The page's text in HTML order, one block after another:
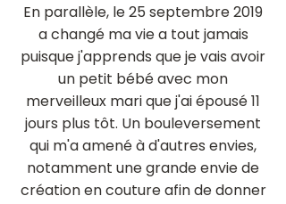
En parallèle, le 25 septembre 2019
a changé ma vie a tout jamais
puisque j'apprends que je vais avoir
un petit bébé avec mon
merveilleux mari que j'ai épousé 11
jours plus tôt. Un bouleversement
qui m'a amené à d'autres envies,
notamment une grande envie de
création en couture afin de donner